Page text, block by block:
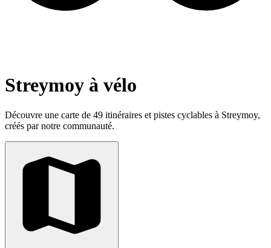
Streymoy à vélo
Découvre une carte de 49 itinéraires et pistes cyclables à Streymoy,
créés par notre communauté.